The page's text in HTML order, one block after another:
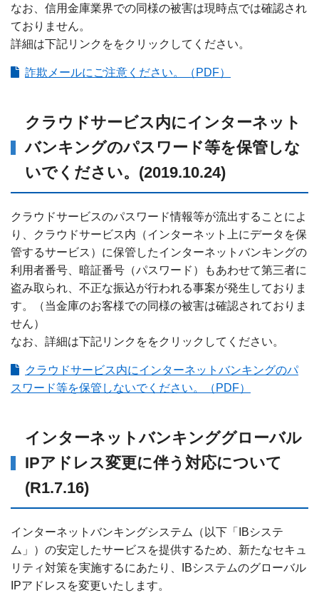
なお、信用金庫業界での同様の被害は現時点では確認され
ておりません。
詳細は下記リンクををクリックしてください。
詐欺メールにご注意ください。（PDF）
クラウドサービス内にインターネット
バンキングのパスワード等を保管しな
いでください。(2019.10.24)
クラウドサービスのパスワード情報等が流出することによ
り、クラウドサービス内（インターネット上にデータを保
管するサービス）に保管したインターネットバンキングの
利用者番号、暗証番号（パスワード）もあわせて第三者に
盗み取られ、不正な振込が行われる事案が発生しておりま
す。（当金庫のお客様での同様の被害は確認されておりま
せん）
なお、詳細は下記リンクををクリックしてください。
クラウドサービス内にインターネットバンキングのパ
スワード等を保管しないでください。（PDF）
インターネットバンキンググローバル
IPアドレス変更に伴う対応について
(R1.7.16)
インターネットバンキングシステム（以下「IBシステ
ム」）の安定したサービスを提供するため、新たなセキュ
リティ対策を実施するにあたり、IBシステムのグローバル
IPアドレスを変更いたします。